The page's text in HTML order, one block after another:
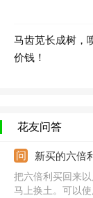
马齿苋长成树，
价钱！
花友问答
新买的六倍
把六倍利买回来
马上换土。可以